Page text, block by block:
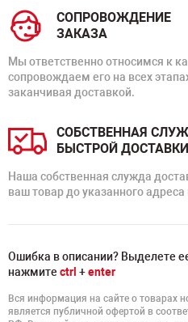
СОПРОВОЖДЕНИЕ
ЗАКАЗА
Мы ответственно относимся к
сопровождаем его на всех
заканчивая доставкой.
СОБСТВЕННАЯ
БЫСТРОЙ ДОСТАВКИ
Наша собственная служда
ваш товар до указанного адреса
Ошибка в описании? Выделете
нажмите ctrl +enter
Вся информация на сайте о товарах
является публичной офертой в